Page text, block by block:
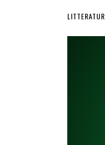
LITTERATUR